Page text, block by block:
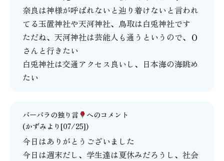
奈良は神様が呼ばれないと辿り着けないと言われ
てる玉置神社や天河神社、鳥取は白兎神社です
ただね、天河神社は芸能人も通うというので、Ｏ
さんと行きたい
白兎神社は交通アクセス良いし、日本海の海眺め
たい
バーバラの独り言
へのコメント
(かずみより[07/25])
今日はありがとうございました
今日は週末だし、学生達は夏休みだろうし、社会